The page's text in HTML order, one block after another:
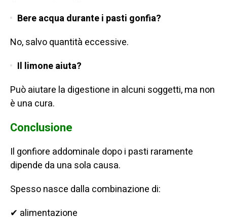
Bere acqua durante i pasti gonfia?
No, salvo quantità eccessive.
Il limone aiuta?
Può aiutare la digestione in alcuni soggetti, ma non
è una cura.
Conclusione
Il gonfiore addominale dopo i pasti raramente
dipende da una sola causa.
Spesso nasce dalla combinazione di:
✔ alimentazione